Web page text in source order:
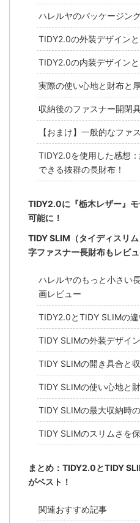
ハレルヤのパッケージン
TIDY2.0の外装デザイン
TIDY2.0の内装デザイン
実際の使い心地と財布と
収納後のファスナー開閉
【おまけ】一般的なファ
TIDY2.0を使用した感想
できる抜群の長財布！
TIDY2.0に『栃木レザー』
可能に！
TIDY SLIM（タイディスリ
字ファスナー長財布もレビ
ハレルヤのもっと小さい
画レビュー
TIDY2.0とTIDY SLIMの
TIDY SLIMの外装デザイン
TIDY SLIMの開き具合と
TIDY SLIMの使い心地と
TIDY SLIMの最大収納時
TIDY SLIMのスリムさを
まとめ：TIDY2.0とTIDY
がベスト！
関連おすすめ記事